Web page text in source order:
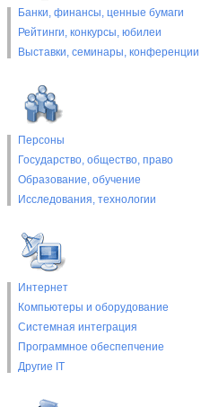
Банки, финансы, ценные бумаги
Рейтинги, конкурсы, юбилеи
Выставки, cеминары, конференции
Персоны
Государство, общество, право
Образование, обучение
Исследования, технологии
Интернет
Компьютеры и оборудование
Системная интеграция
Программное обеспепчение
Другие IT